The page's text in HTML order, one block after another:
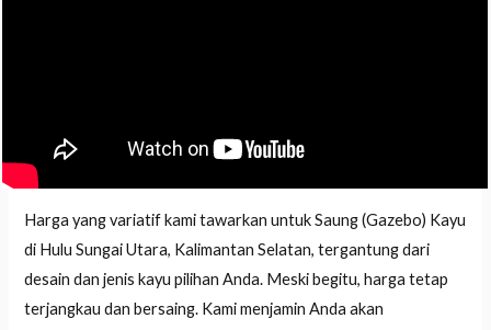
Harga yang variatif kami tawarkan untuk Saung (Gazebo) Kayu
di Hulu Sungai Utara, Kalimantan Selatan, tergantung dari
desain dan jenis kayu pilihan Anda. Meski begitu, harga tetap
terjangkau dan bersaing. Kami menjamin Anda akan